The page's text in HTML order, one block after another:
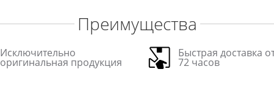
Преимущества
Исключительно
оригинальная продукция
Быстрая доставка
72 часов